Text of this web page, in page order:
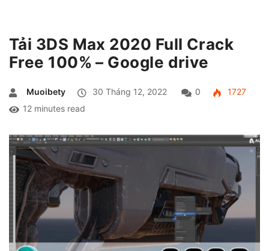
Tải 3DS Max 2020 Full Crack
Free 100% – Google drive
Muoibety 30 Tháng 12, 2022 0
1727
12 minutes read